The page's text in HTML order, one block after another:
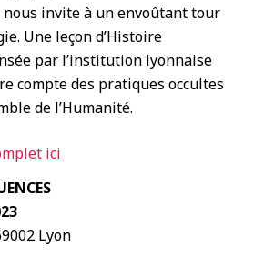
nous invite à un envoûtant tour
Une leçon d’Histoire
par l’institution lyonnaise
compte des pratiques occultes
de l’Humanité.
ici
Lyon